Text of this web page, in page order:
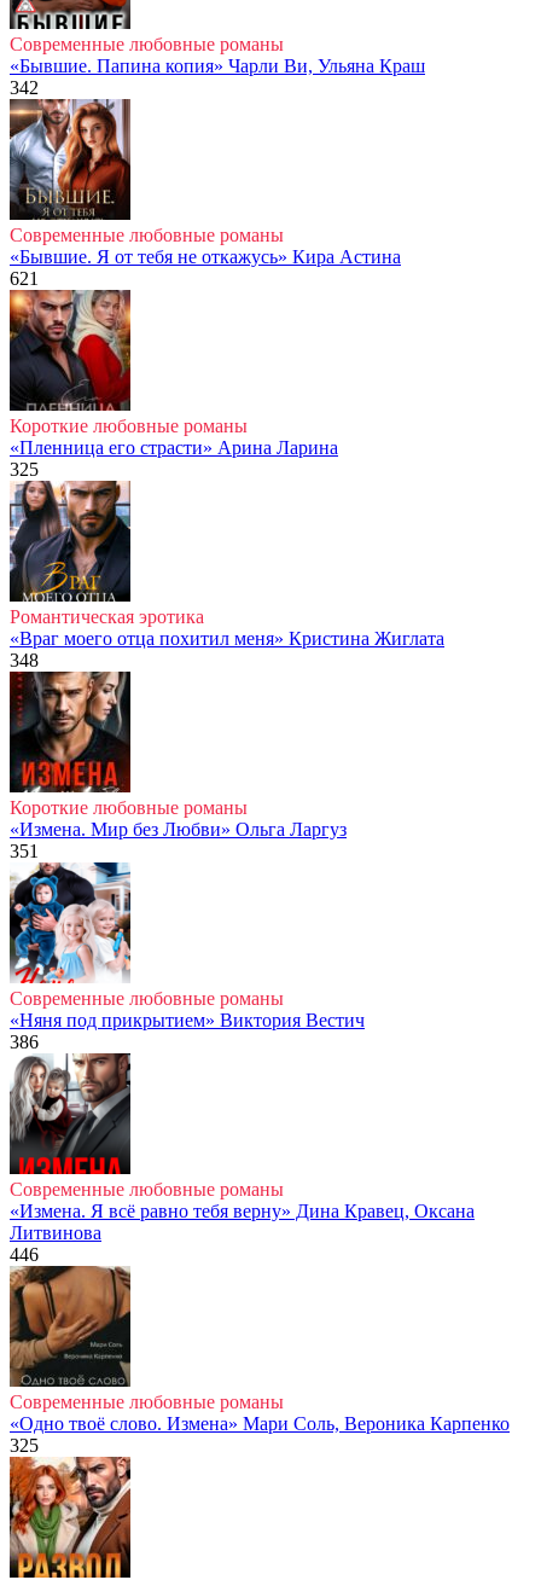
Современные любовные романы
«Бывшие. Папина копия» Чарли Ви, Ульяна Краш
342
Современные любовные романы
«Бывшие. Я от тебя не откажусь» Кира Астина
621
Короткие любовные романы
«Пленница его страсти» Арина Ларина
325
Романтическая эротика
«Враг моего отца похитил меня» Кристина Жиглата
348
Короткие любовные романы
«Измена. Мир без Любви» Ольга Ларгуз
351
Современные любовные романы
«Няня под прикрытием» Виктория Вестич
386
Современные любовные романы
«Измена. Я всё равно тебя верну» Дина Кравец, Оксана
Литвинова
446
Современные любовные романы
«Одно твоё слово. Измена» Мари Соль, Вероника Карпенко
325